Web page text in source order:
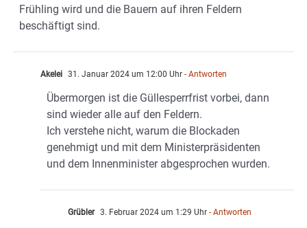
Frühling wird und die Bauern auf ihren Feldern
beschäftigt sind.
Akelei 31. Januar 2024 um 12:00 Uhr - Antworten
Übermorgen ist die Güllesperrfrist vorbei, dann
sind wieder alle auf den Feldern.
Ich verstehe nicht, warum die Blockaden
genehmigt und mit dem Ministerpräsidenten
und dem Innenminister abgesprochen wurden.
Grübler 3. Februar 2024 um 1:29 Uhr - Antworten